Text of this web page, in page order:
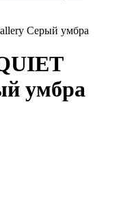
Серый умбра
умбра